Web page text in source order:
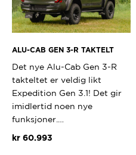
ALU-CAB GEN 3-R TAKTELT
Det nye Alu-Cab Gen 3-R
takteltet er veldig likt
Expedition Gen 3.1! Det gir
imidlertid noen nye
funksjoner.…
kr60.993